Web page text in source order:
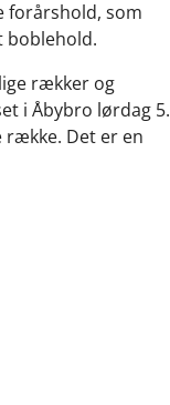
forårshold, som
boblehold.
rækker og
i Åbybro lørdag 5.
række. Det er en